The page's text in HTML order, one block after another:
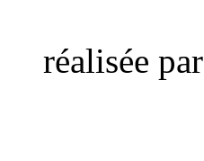
réalisée par